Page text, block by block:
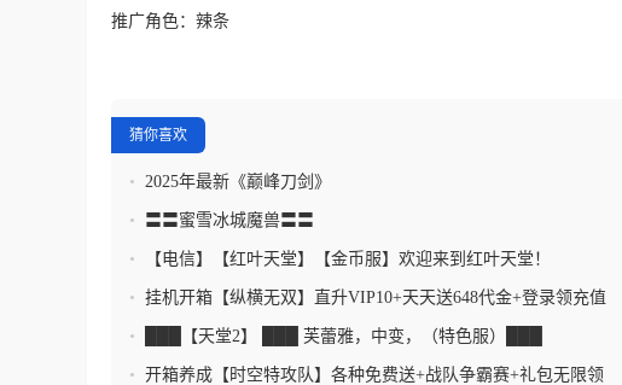
推广角色：辣条
猜你喜欢
• 2025年最新《巅峰刀剑》
• 〓〓蜜雪冰城魔兽〓〓
• 【电信】【红叶天堂】【金币服】欢迎来到红叶天堂！
• 挂机开箱【纵横无双】直升VIP10+天天送648代金+登录领充值
卡+爆真充
• ███【天堂2】 ███ 芙蕾雅，中变，（特色服）███
• 开箱养成【时空特攻队】各种免费送+战队争霸赛+礼包无限领